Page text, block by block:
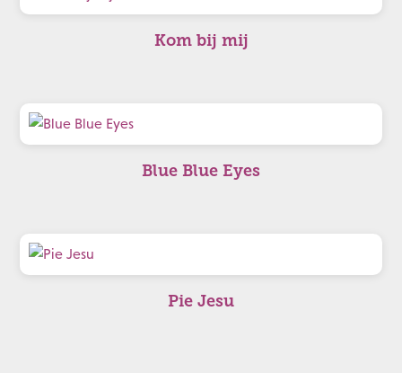
Kom bij mij
Blue Blue Eyes
Pie Jesu